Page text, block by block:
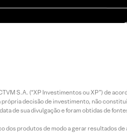
S.A. (“XP Investimentos ou XP”) de
decisão de investimento, não
de sua divulgação e foram obtidas de
produtos de modo a gerar resultados